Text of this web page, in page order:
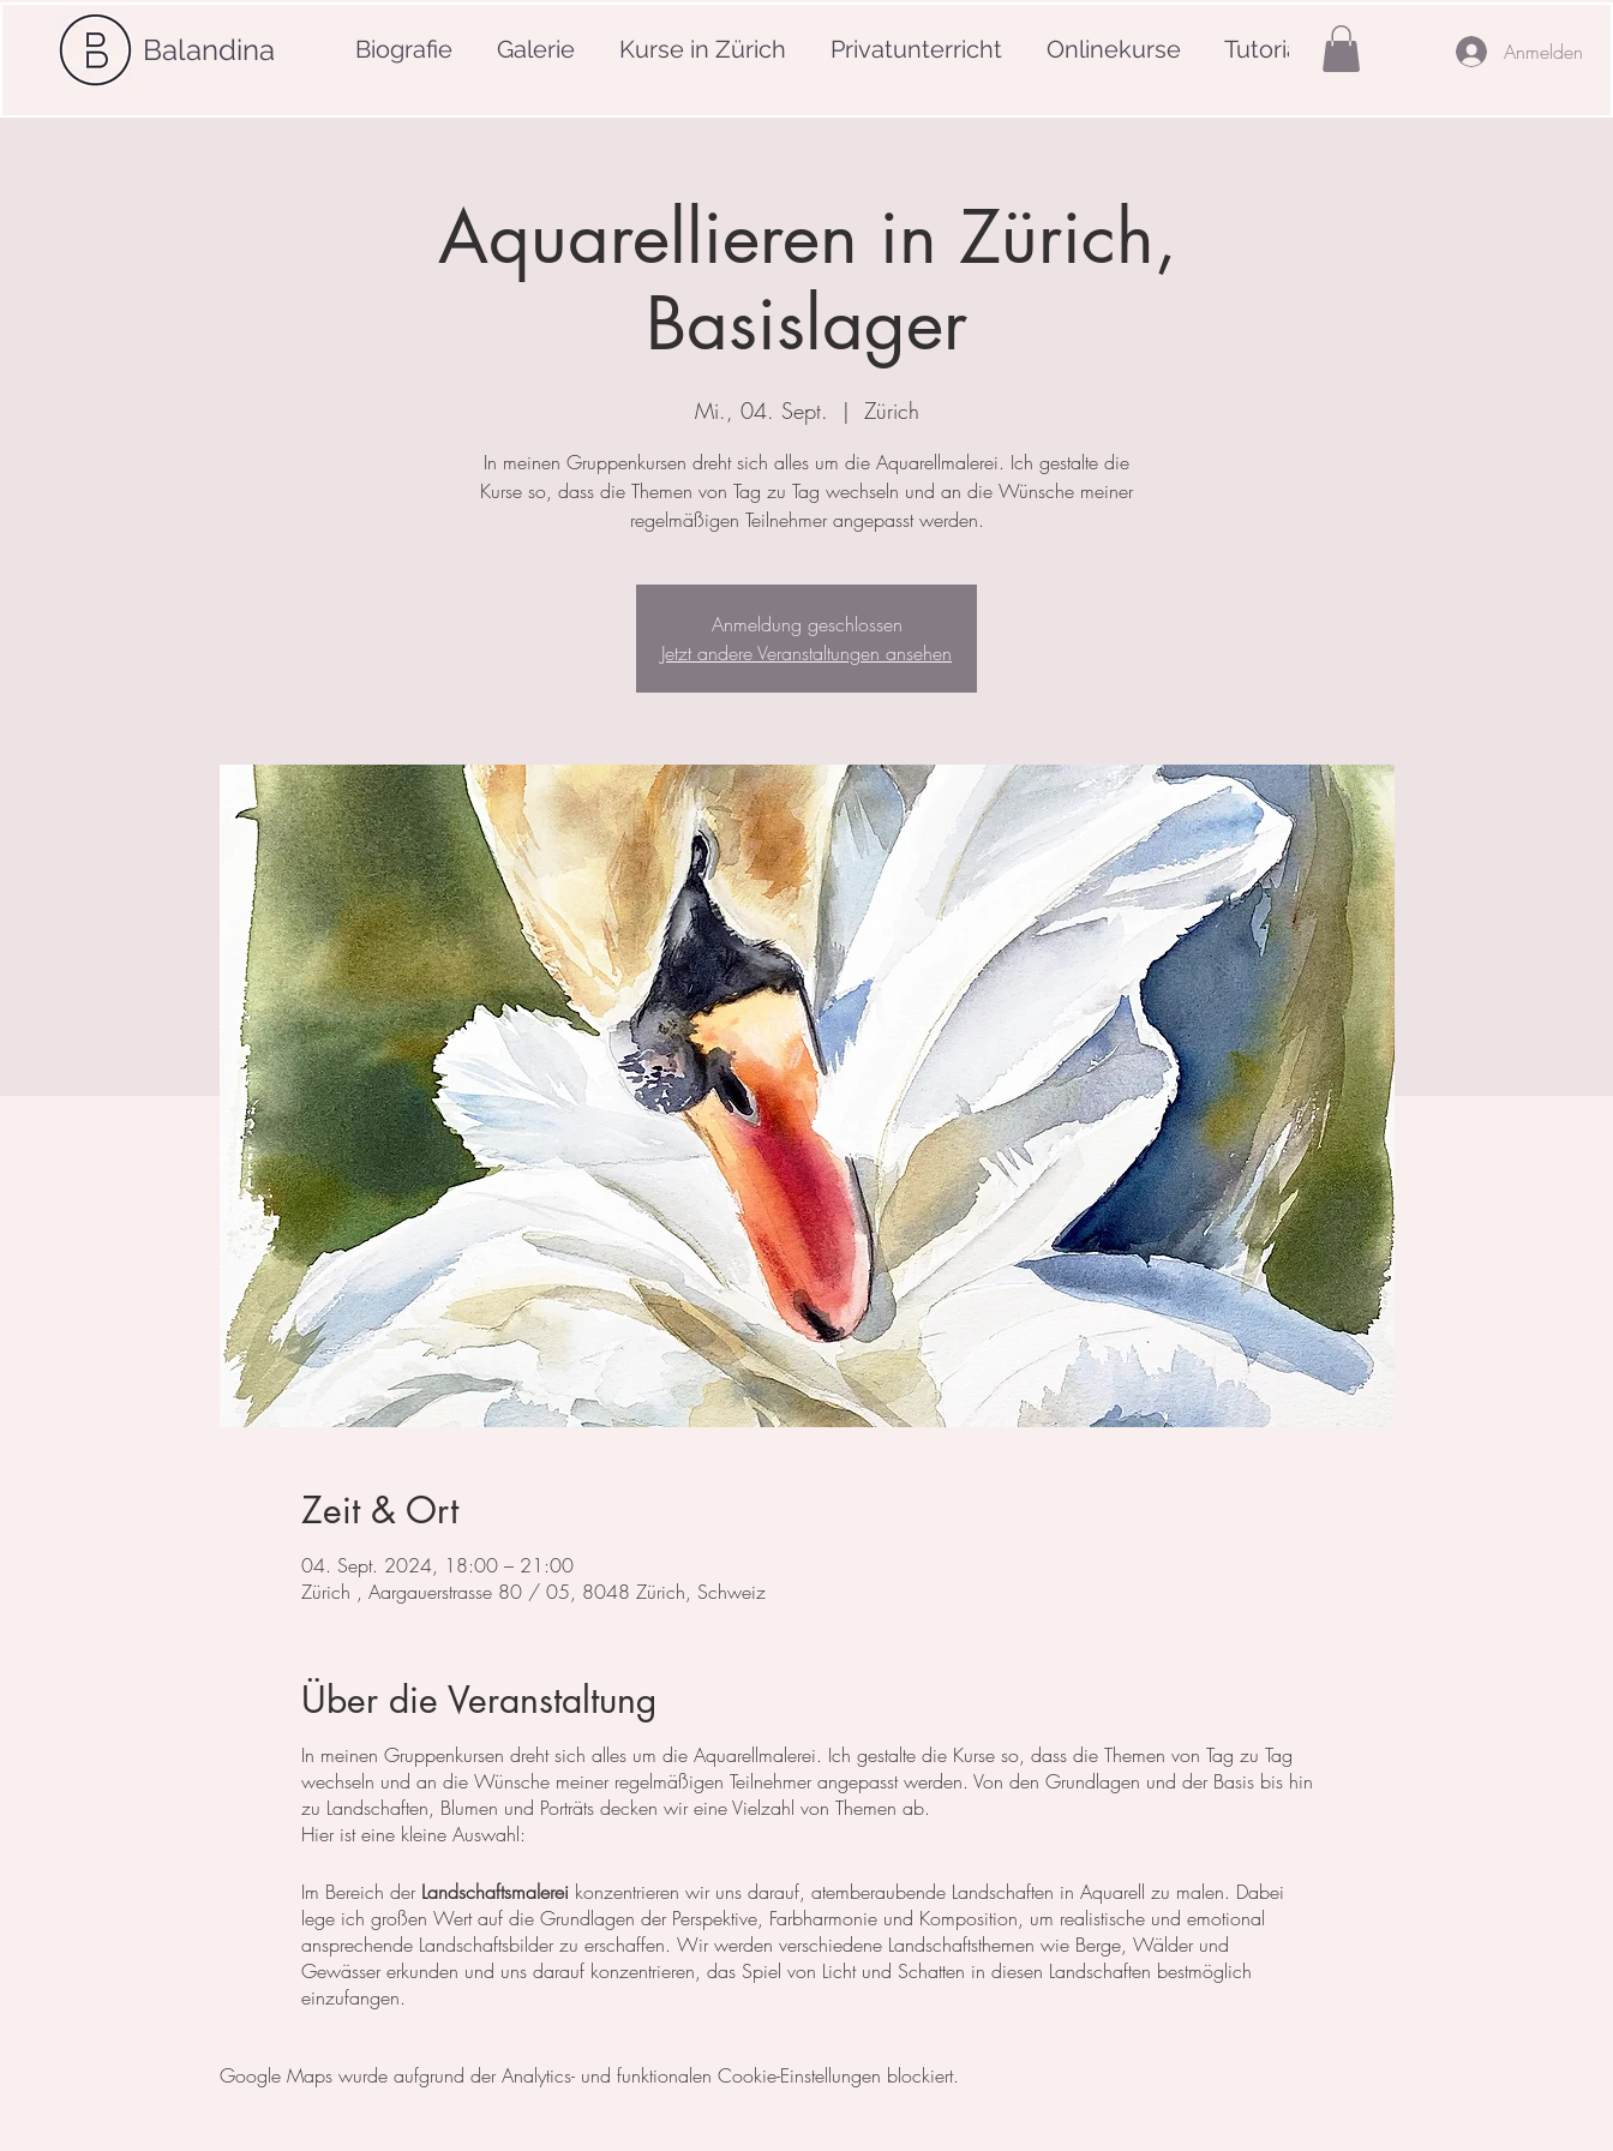
Balandina Biografie Galerie Kurse in Zürich Privatunterricht Onlinekurse Tutorials Anmelden
Aquarellieren in Zürich,
Basislager
Mi., 04. Sept.
  |
Zürich
In meinen Gruppenkursen dreht sich alles um die Aquarellmalerei. Ich gestalte die
Kurse so, dass die Themen von Tag zu Tag wechseln und an die Wünsche meiner
regelmäßigen Teilnehmer angepasst werden.
Anmeldung geschlossen
Jetzt andere Veranstaltungen ansehen
Zeit & Ort
04. Sept. 2024, 18:00 – 21:00
Zürich , Aargauerstrasse 80 / 05, 8048 Zürich, Schweiz
Über die Veranstaltung
In meinen Gruppenkursen dreht sich alles um die Aquarellmalerei. Ich gestalte die Kurse so, dass die Themen von Tag zu Tag
wechseln und an die Wünsche meiner regelmäßigen Teilnehmer angepasst werden. Von den Grundlagen und der Basis bis hin
zu Landschaften, Blumen und Porträts decken wir eine Vielzahl von Themen ab.
Hier ist eine kleine Auswahl:
Im Bereich der Landschaftsmalereikonzentrieren wir uns darauf, atemberaubende Landschaften in Aquarell zu malen. Dabei
lege ich großen Wert auf die Grundlagen der Perspektive, Farbharmonie und Komposition, um realistische und emotional
ansprechende Landschaftsbilder zu erschaffen. Wir werden verschiedene Landschaftsthemen wie Berge, Wälder und
Gewässer erkunden und uns darauf konzentrieren, das Spiel von Licht und Schatten in diesen Landschaften bestmöglich
einzufangen.
erlernen die notwendigen Techniken, um die Details der Blüten und Blätter so realistisch wie möglich darzustellen. Außerdem
Google Maps wurde aufgrund der Analytics- und funktionalen Cookie-Einstellungen blockiert.